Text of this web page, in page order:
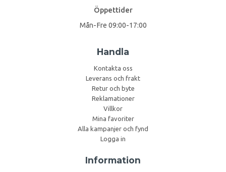
Öppettider
Mån-Fre 09:00-17:00
Handla
Kontakta oss
Leverans och frakt
Retur och byte
Reklamationer
Villkor
Mina favoriter
Alla kampanjer och fynd
Logga in
Information